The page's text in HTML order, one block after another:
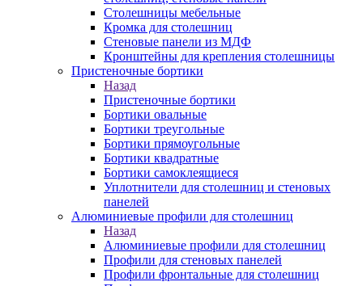
Столешницы мебельные
Кромка для столешниц
Стеновые панели из МДФ
Кронштейны для крепления столешницы
Пристеночные бортики
Назад
Пристеночные бортики
Бортики овальные
Бортики треугольные
Бортики прямоугольные
Бортики квадратные
Бортики самоклеящиеся
Уплотнители для столешниц и стеновых
панелей
Алюминиевые профили для столешниц
Назад
Алюминиевые профили для столешниц
Профили для стеновых панелей
Профили фронтальные для столешниц